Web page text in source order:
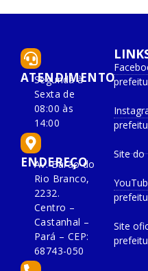
ATENDIMENTO
Segunda à
Sexta de
08:00 às
14:00
ENDEREÇO
Av. Barão do
Rio Branco,
2232.
Centro –
Castanhal –
Pará – CEP:
68743-050
Site do
Site